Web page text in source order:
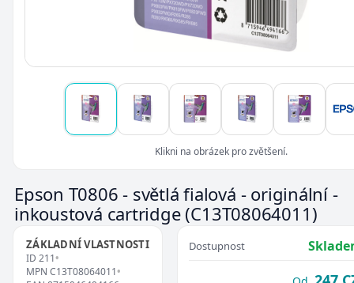
Klikni na obrázek pro zvětšení.
Epson T0806 - světlá fialová - originální -
inkoustová cartridge(C13T08064011)
ZÁKLADNÍ VLASTNOSTI
ID 211•
MPN C13T08064011•
Dostupnost